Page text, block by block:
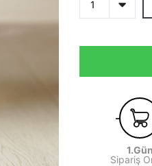
1.Gün
Sipariş